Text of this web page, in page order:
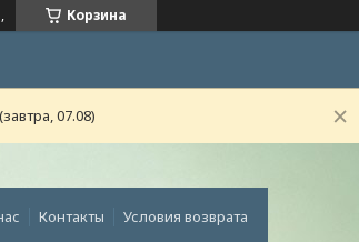
Корзина
07.08)
Контакты Условия возврата